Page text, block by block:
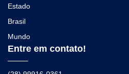
Estado
Brasil
Mundo
Entre em contato!